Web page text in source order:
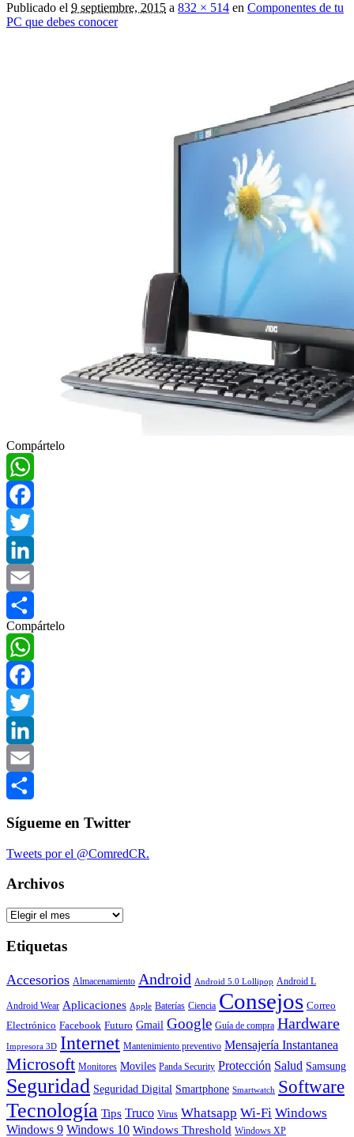
Publicado el 9 septiembre, 2015 a 832 × 514 en Componentes de tu
PC que debes conocer
Compártelo
WhatsApp
Facebook
Twitter
LinkedIn
Email
Compartir
Compártelo
WhatsApp
Facebook
Twitter
LinkedIn
Email
Sígueme en Twitter
Tweets por el @ComredCR.
Archivos
Archivos
Etiquetas
Accesorios Almacenamiento Android Android 5.0 Lollipop Android L
Android Wear Aplicaciones Apple Baterías Ciencia Consejos Correo
Electrónico Facebook Futuro Gmail Google Guía de compra Hardware
Impresora 3D Internet Mantenimiento preventivo Mensajería Instantanea
Microsoft Monitores Moviles Panda Security Protección Salud Samsung
Seguridad Seguridad Digital Smartphone Smartwatch Software
Tecnología Tips Truco Virus Whatsapp Wi-Fi Windows
Windows 9 Windows 10 Windows Threshold Windows XP